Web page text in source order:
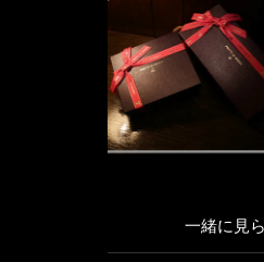
一緒に見